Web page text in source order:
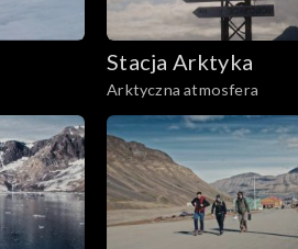
Stacja Arktyka
Arktyczna atmosfera